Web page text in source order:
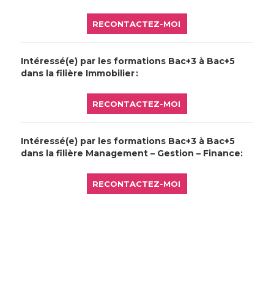
RECONTACTEZ-MOI
Intéressé(e) par les formations Bac+3 à Bac+5
dans la filière Immobilier :
RECONTACTEZ-MOI
Intéressé(e) par les formations Bac+3 à Bac+5
dans la filière Management – Gestion – Finance:
RECONTACTEZ-MOI